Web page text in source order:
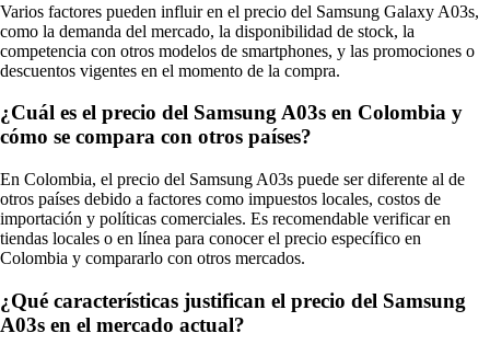
Varios factores pueden influir en el precio del Samsung Galaxy A03s,
como la demanda del mercado, la disponibilidad de stock, la
competencia con otros modelos de smartphones, y las promociones o
descuentos vigentes en el momento de la compra.
¿Cuál es el precio del Samsung A03s en Colombia y
cómo se compara con otros países?
En Colombia, el precio del Samsung A03s puede ser diferente al de
otros países debido a factores como impuestos locales, costos de
importación y políticas comerciales. Es recomendable verificar en
tiendas locales o en línea para conocer el precio específico en
Colombia y compararlo con otros mercados.
¿Qué características justifican el precio del Samsung
A03s en el mercado actual?